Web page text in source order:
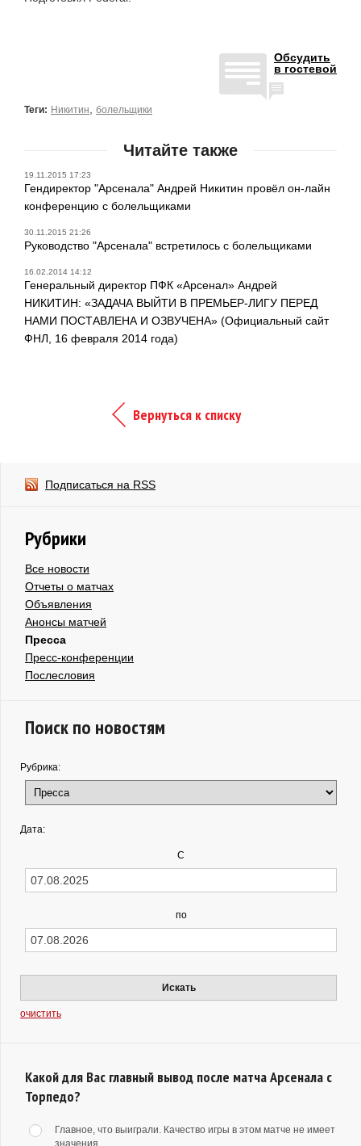
Обсудить
в гостевой
Теги: Никитин болельщики
Читайте также
19.11.2015 17:23
Гендиректор "Арсенала" Андрей Никитин провёл он-лайн
конференцию с болельщиками
30.11.2015 21:26
Руководство "Арсенала" встретилось с болельщиками
16.02.2014 14:12
Генеральный директор ПФК «Арсенал» Андрей
НИКИТИН: «ЗАДАЧА ВЫЙТИ В ПРЕМЬЕР-ЛИГУ ПЕРЕД
НАМИ ПОСТАВЛЕНА И ОЗВУЧЕНА» (Официальный сайт
ФНЛ, 16 февраля 2014 года)
Вернуться к списку
Подписаться на RSS
Рубрики
Все новости
Отчеты о матчах
Объявления
Анонсы матчей
Пресса
Пресс-конференции
Послесловия
Поиск по новостям
Рубрика:
Дата:
С
по
Искать
очистить
Какой для Вас главный вывод после матча Арсенала с
Торпедо?
Главное, что выиграли. Качество игры в этом матче не имеет
значения